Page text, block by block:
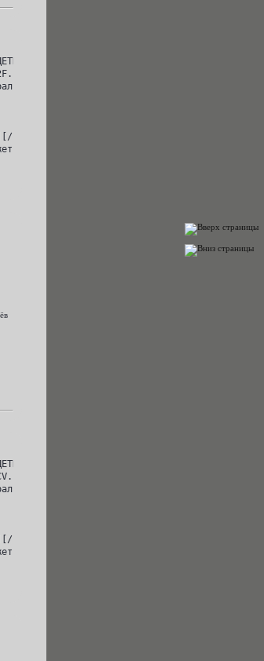
size][/url][/align][/quote]
img][/url][/align]
в городе, переполненном до краёв
b][/i]
url] | [url=http://cv.rolebb.ru/
size][/url][/align][/quote]
img][/url][/align]
в городе, переполненном до краёв
b][/i]
url] | [url=http://cv.rolebb.ru/